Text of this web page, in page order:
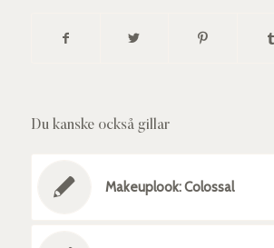
Du kanske också gillar
Makeuplook: Colossal